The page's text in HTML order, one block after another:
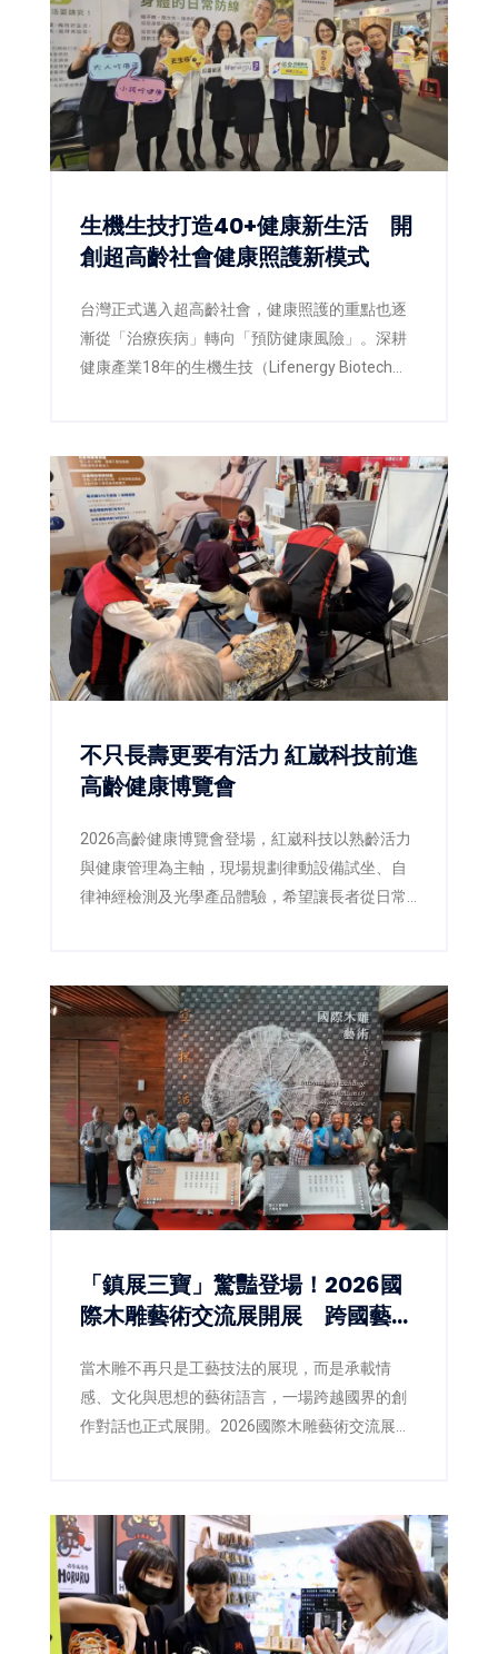
地方特色的商圈魅力，讓觀光人潮轉化為消費商
機，為城市注入源源不絕的經濟活力。
生機生技打造40+健康新生活 開
創超高齡社會健康照護新模式
台灣正式邁入超高齡社會，健康照護的重點也逐
漸從「治療疾病」轉向「預防健康風險」。深耕
健康產業18年的生機生技（Lifenergy Biotech
「2026高齡健康產業博覽會」上，打造兼具專業
衛教、互動體驗與智慧健康概念的展區，希望透
過健康教育、藥師專業及AI科技，翻轉民眾對健
康管理的既有觀念，讓「健康，不該等到生病才
開始」成為全民日常。
不只長壽更要有活力 紅崴科技前進
高齡健康博覽會
2026高齡健康博覽會登場，紅崴科技以熟齡活力
與健康管理為主軸，現場規劃律動設備試坐、自
律神經檢測及光學產品體驗，希望讓長者從日常
「鎮展三寶」驚豔登場！2026國
際木雕藝術交流展開展 跨國藝術
當木雕不再只是工藝技法的展現，而是承載情
感、文化與思想的藝術語言，一場跨越國界的創
作對話也正式展開。2026國際木雕藝術交流展即
英國及新加坡等5國、共40位藝術家齊聚展出，透
過不同文化背景與創作觀點，激盪出當代木雕藝
術的嶄新能量。同步登場的「2026臺灣國際木雕
競賽作品展」，也自67件參賽作品中精選45件入
選展出，並公布各類組得獎入圍名單，為年度木